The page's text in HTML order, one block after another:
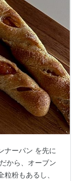
に蓄えられたでん
、酵素の力で分解
で全体の約97.5％
いる。
早く、だいた
履いて木々を周
直径1cm、深さ
できた取り出し
ナーパン を先に
から、オーブン
粉もあるし、